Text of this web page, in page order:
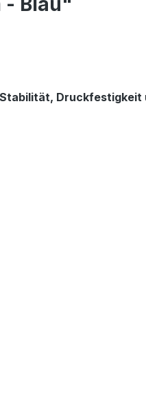
Stabilität, Druckfestigkeit